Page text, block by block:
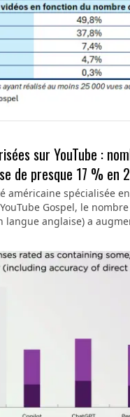
sur YouTube :
de presque 17 % en
américaine spécialisée
Gospel, le
langue anglaise) a